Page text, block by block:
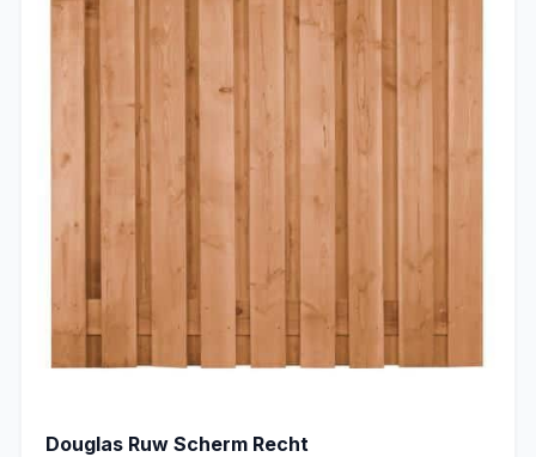
Douglas Ruw Scherm Recht